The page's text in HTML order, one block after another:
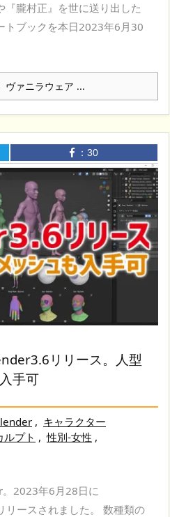
『朧村正』を世に送り出した
トブックを本日2023年6月30
ヴァニラウェア ...
： 30
リリース。人型
手可
, キャラクター
ルプト , 性別-女性 ,
2023年6月28日に
リースされました。 数種類の